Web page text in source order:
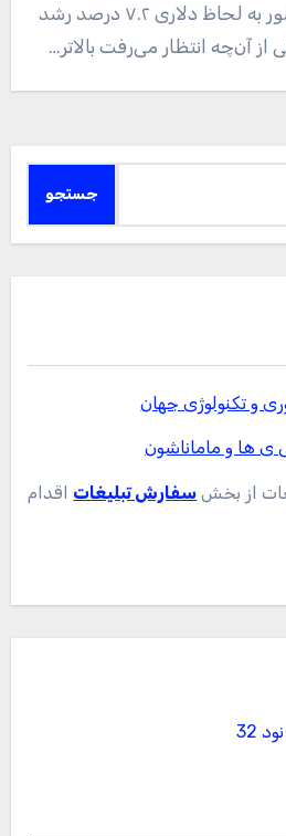
جولای صادرات این کشور به لحاظ دلاری ۷.۲ درصد رشد
آن‌چه انتظار می‌رفت بالاتر…
و تکنولوژی جهان
ی ها و ماماناشون
از بخش سفارش تبلیغات اقدام
32